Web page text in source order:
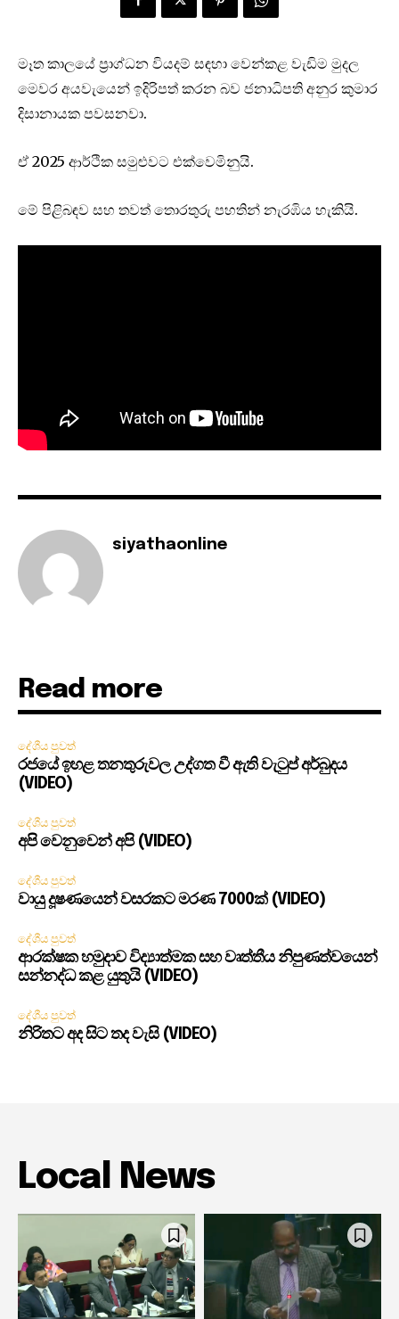
මෑත කාලයේ ප්‍රාග්ධන වියදම් සඳහා වෙන්කළ වැඩිම මුදල
මෙවර අයවැයෙන් ඉදිරිපත් කරන බව ජනාධිපති අනුර කුමාර
දිසානායක පවසනවා.
ඒ 2025 ආර්ථික සමුළුවට එක්වෙමිනුයි.
මේ පිළිබඳව සහ තවත් තොරතුරු පහතින් නැරඹිය හැකියි.
siyathaonline
Read more
දේශීය පුවත්
රජයේ ඉහළ තනතුරුවල උද්ගත වී ඇති වැටුප් අර්බුදය
(VIDEO)
දේශීය පුවත්
අපි වෙනුවෙන් අපි (VIDEO)
දේශීය පුවත්
වායු දූෂණයෙන් වසරකට මරණ 7000ක් (VIDEO)
දේශීය පුවත්
ආරක්ෂක හමුදාව විද්‍යාත්මක සහ වෘත්තීය නිපුණත්වයෙන්
සන්නද්ධ කළ යුතුයි (VIDEO)
දේශීය පුවත්
නිරිතට අද සිට තද වැසි (VIDEO)
Local News